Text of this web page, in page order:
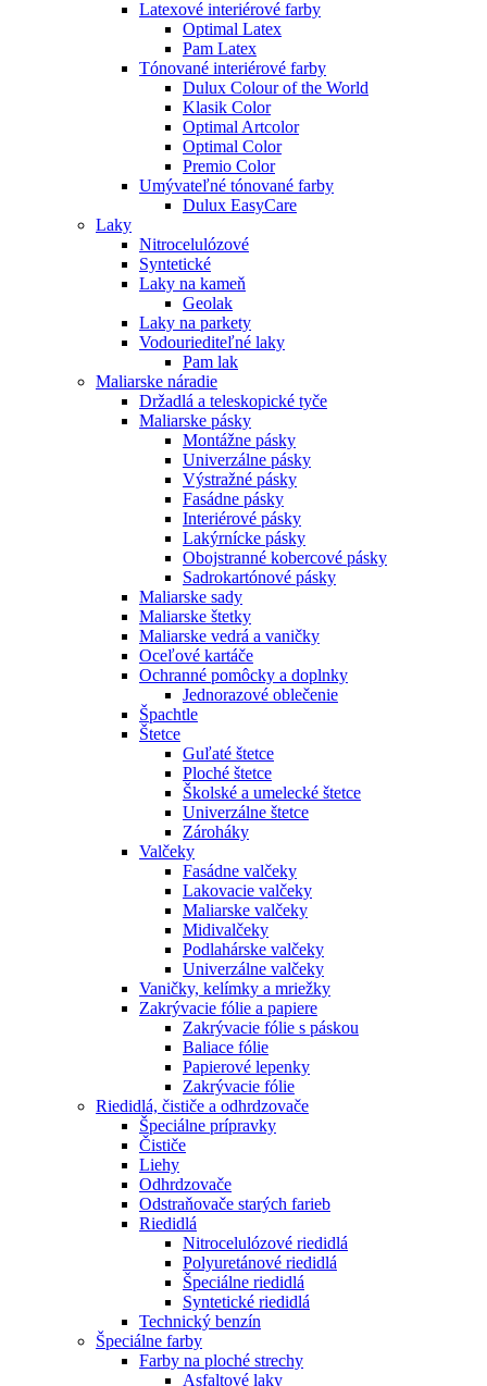
Latexové interiérové farby
Optimal Latex
Pam Latex
Tónované interiérové farby
Dulux Colour of the World
Klasik Color
Optimal Artcolor
Optimal Color
Premio Color
Umývateľné tónované farby
Dulux EasyCare
Laky
Nitrocelulózové
Syntetické
Laky na kameň
Geolak
Laky na parkety
Vodouriediteľné laky
Pam lak
Maliarske náradie
Držadlá a teleskopické tyče
Maliarske pásky
Montážne pásky
Univerzálne pásky
Výstražné pásky
Fasádne pásky
Interiérové pásky
Lakýrnícke pásky
Obojstranné kobercové pásky
Sadrokartónové pásky
Maliarske sady
Maliarske štetky
Maliarske vedrá a vaničky
Oceľové kartáče
Ochranné pomôcky a doplnky
Jednorazové oblečenie
Špachtle
Štetce
Guľaté štetce
Ploché štetce
Školské a umelecké štetce
Univerzálne štetce
Zároháky
Valčeky
Fasádne valčeky
Lakovacie valčeky
Maliarske valčeky
Midivalčeky
Podlahárske valčeky
Univerzálne valčeky
Vaničky, kelímky a mriežky
Zakrývacie fólie a papiere
Zakrývacie fólie s páskou
Baliace fólie
Papierové lepenky
Zakrývacie fólie
Riedidlá, čističe a odhrdzovače
Špeciálne prípravky
Čističe
Liehy
Odhrdzovače
Odstraňovače starých farieb
Riedidlá
Nitrocelulózové riedidlá
Polyuretánové riedidlá
Špeciálne riedidlá
Syntetické riedidlá
Technický benzín
Špeciálne farby
Farby na ploché strechy
Asfaltové laky